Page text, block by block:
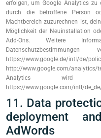
erfolgen, um Google Analytics zu
durch die betroffene Person
Machtbereich zuzurechnen ist,
Möglichkeit der Neuinstallation
Add-Ons. Weitere
https://www.google.de/
http://www.google.com/analytics/
Analytics wird
https://www.google.com/intl/
11. Data
deployment
AdWords